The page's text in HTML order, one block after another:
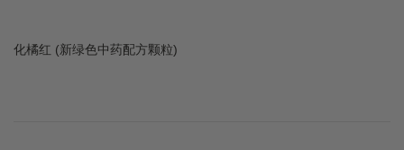
化橘红 (新绿色中药配方颗粒)